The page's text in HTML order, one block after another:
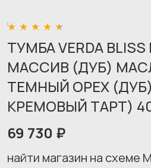
ТУМБА VERDA
МАССИВ (ДУБ)
ТЕМНЫЙ ОРЕХ
КРЕМОВЫЙ ТАРТ)
69 730 ₽
найти магазин на схеме